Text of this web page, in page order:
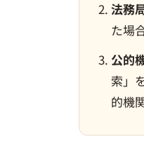
法務
た場
公的
索」
的機